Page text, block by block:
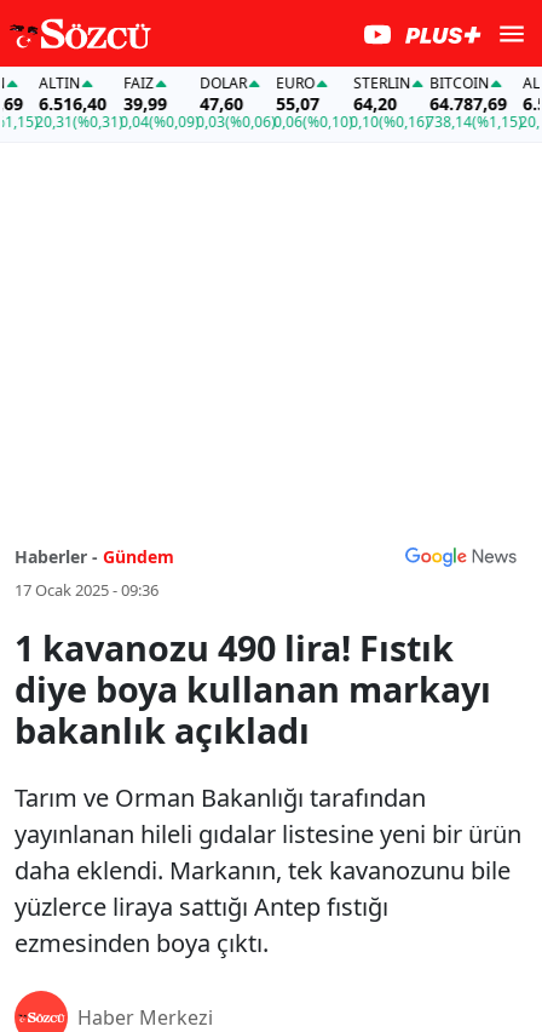
ALTIN
6.516,40
20,31(%0,31)
FAİZ
39,99
0,04(%0,09)
DOLAR
47,60
0,03(%0,06)
EURO
55,07
0,06(%0,10)
STERLIN
64,20
0,10(%0,16)
BITCOIN
64.787,69
738,14(%1,15)
ALTIN
20,31
Haberler - Gündem
17 Ocak 2025 - 09:36
1 kavanozu 490 lira! Fıstık
diye boya kullanan markayı
bakanlık açıkladı
Tarım ve Orman Bakanlığı tarafından
yayınlanan hileli gıdalar listesine yeni bir ürün
daha eklendi. Markanın, tek kavanozunu bile
yüzlerce liraya sattığı Antep fıstığı
ezmesinden boya çıktı.
Haber Merkezi